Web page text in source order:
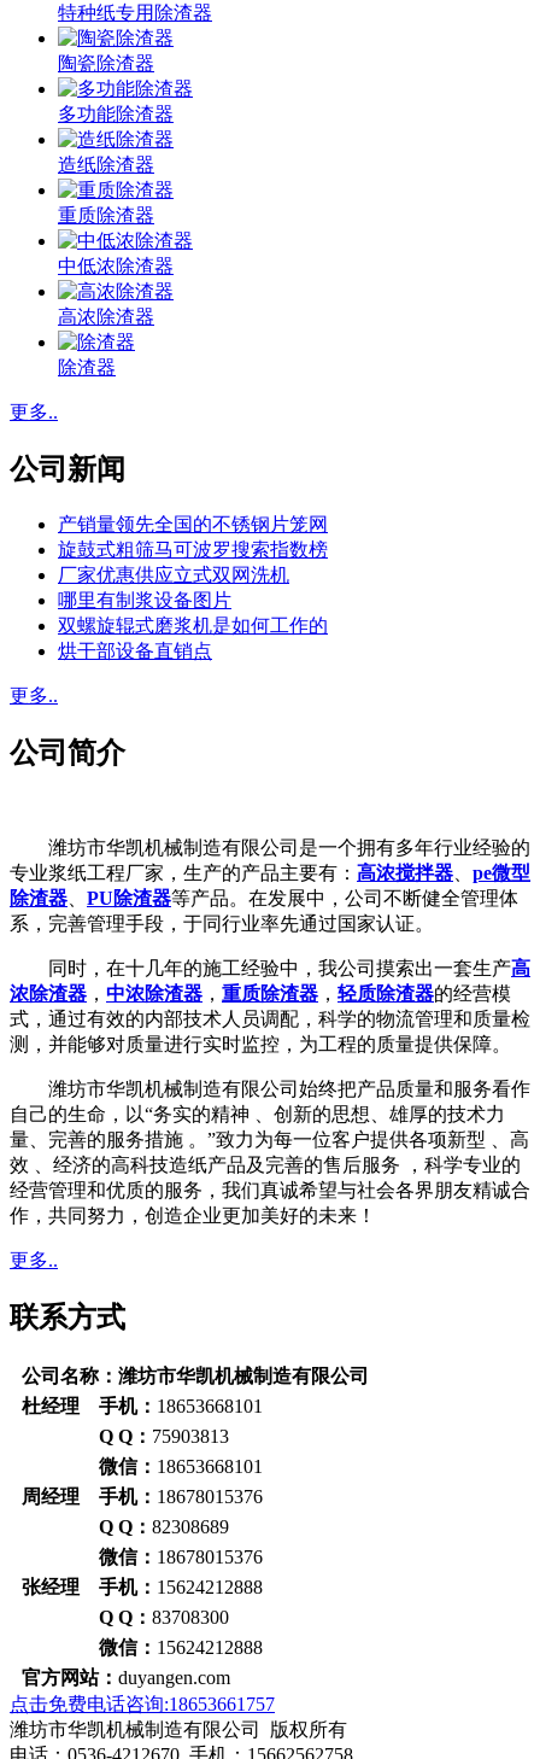
特种纸专用除渣器
陶瓷除渣器
多功能除渣器
造纸除渣器
重质除渣器
中低浓除渣器
高浓除渣器
除渣器
更多..
公司新闻
产销量领先全国的不锈钢片笼网
旋鼓式粗筛马可波罗搜索指数榜
厂家优惠供应立式双网洗机
哪里有制浆设备图片
双螺旋辊式磨浆机是如何工作的
烘干部设备直销点
更多..
公司简介
潍坊市华凯机械制造有限公司是一个拥有多年行业经验的
专业浆纸工程厂家，生产的产品主要有： 高浓搅拌器、 pe微型
除渣器、 PU除渣器等产品。在发展中，公司不断健全管理体
系，完善管理手段，于同行业率先通过国家认证。
同时，在十几年的施工经验中，我公司摸索出一套生产高
浓除渣器 ， 中浓除渣器 ， 重质除渣器 ， 轻质除渣器的经营模
式，通过有效的内部技术人员调配，科学的物流管理和质量检
测，并能够对质量进行实时监控，为工程的质量提供保障。
潍坊市华凯机械制造有限公司始终把产品质量和服务看作
自己的生命，以“务实的精神 、创新的思想、雄厚的技术力
量、完善的服务措施 。”致力为每一位客户提供各项新型 、高
效 、经济的高科技造纸产品及完善的售后服务 ，科学专业的
经营管理和优质的服务，我们真诚希望与社会各界朋友精诚合
作，共同努力，创造企业更加美好的未来！
更多..
联系方式
公司名称：潍坊市华凯机械制造有限公司
杜经理 手机： 18653668101
Q Q： 75903813
微信： 18653668101
周经理 手机： 18678015376
Q Q： 82308689
微信： 18678015376
张经理 手机： 15624212888
Q Q： 83708300
微信： 15624212888
官方网站： duyangen.com
点击免费电话咨询:18653661757
潍坊市华凯机械制造有限公司 版权所有